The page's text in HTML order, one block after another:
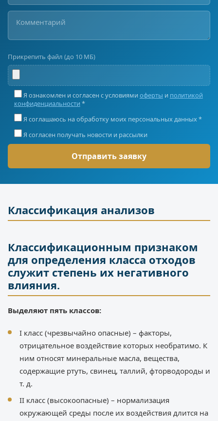
Прикрепить файл (до 10 МБ)
Я ознакомлен и согласен с условиями оферты и политикой
конфиденциальности *
Я соглашаюсь на обработку моих персональных данных *
Я согласен получать новости и рассылки
Классификация анализов
Классификационным признаком
для определения класса отходов
служит степень их негативного
влияния.
Выделяют пять классов:
I класс (чрезвычайно опасные) – факторы,
отрицательное воздействие которых необратимо. К
ним относят минеральные масла, вещества,
содержащие ртуть, свинец, таллий, фторводороды и
т. д.
II класс (высокоопасные) – нормализация
окружающей среды после их воздействия длится на